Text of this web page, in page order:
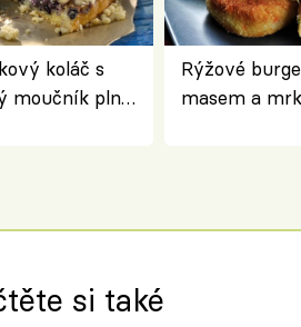
koláč s
moučník plný
Rýžové
masem a
si také